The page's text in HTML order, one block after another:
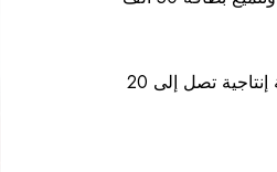
ثلاثة خطوط لطحن المعادن بدون مركز بطاقة إنتاجية تصل إلى 20